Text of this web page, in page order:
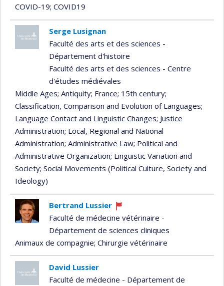
COVID-19; COVID19
Serge Lusignan
Faculté des arts et des sciences -
Département d'histoire
Faculté des arts et des sciences - Centre
d'études médiévales
Middle Ages; Antiquity; France; 15th century;
Classification, Comparison and Evolution of Languages;
Language Contact and Linguistic Changes; Justice
Administration; Local, Regional and National
Administration; Administrative Law; Political and
Administrative Organization; Linguistic Variation and
Society; Social Movements (Political Culture, Society and
Ideology)
Bertrand Lussier
Currently
recruiting
Faculté de médecine vétérinaire -
Département de sciences cliniques
Animaux de compagnie; Chirurgie vétérinaire
David Lussier
Faculté de médecine - Département de